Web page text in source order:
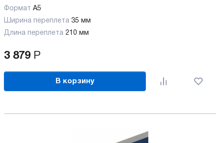
Формат A5
Ширина переплета 35 мм
Длина переплета 210 мм
3 879 Р
В корзину